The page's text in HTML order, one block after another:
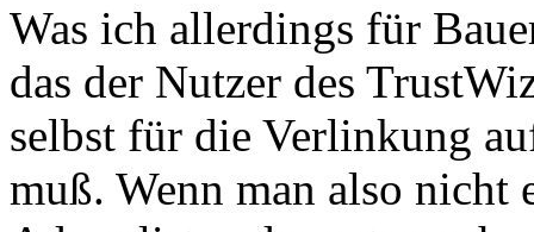
Was ich allerdings für
das der Nutzer des
selbst für die Verlinkung
muß. Wenn man also nicht